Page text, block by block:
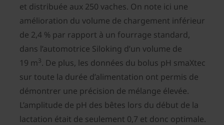
et distribuée aux 250 vaches. On note ici une
amélioration du volume de chargement inférieur
de 2,4 % par rapport à un fourrage standard,
dans l’automotrice Siloking d’un volume de
19 m3. De plus, les données du bolus pH smaXtec
sur toute la durée d’alimentation ont permis de
démontrer une précision de mélange élevée.
L’amplitude de pH des bêtes lors du début de la
lactation était de seulement 0,7 et donc optimale.